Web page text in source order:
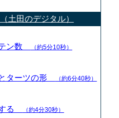
土田のデジタル）
ン数 （約5分10秒）
ターツの形 （約6分40秒）
る （約4分30秒）